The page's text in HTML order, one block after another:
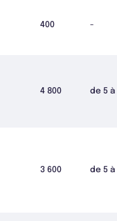
400 -
4 800 de 5 à
3 600 de 5 à